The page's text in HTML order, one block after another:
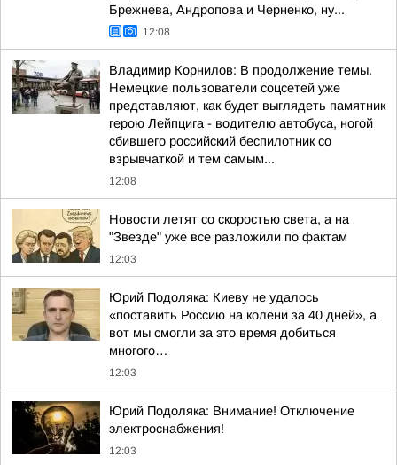
Брежнева, Андропова и Черненко, ну...
12:08
Владимир Корнилов: В продолжение темы.
Немецкие пользователи соцсетей уже
представляют, как будет выглядеть памятник
герою Лейпцига - водителю автобуса, ногой
сбившего российский беспилотник со
взрывчаткой и тем самым...
12:08
Новости летят со скоростью света, а на
"Звезде" уже все разложили по фактам
12:03
Юрий Подоляка: Киеву не удалось
«поставить Россию на колени за 40 дней», а
вот мы смогли за это время добиться
многого…
12:03
Юрий Подоляка: Внимание! Отключение
электроснабжения!
12:03